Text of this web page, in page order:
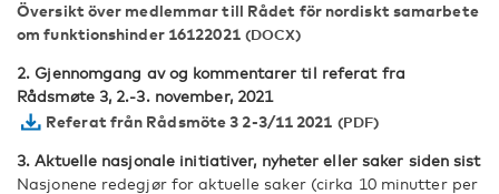
Översikt över medlemmar till Rådet för nordiskt samarbete
om funktionshinder 16122021
2. Gjennomgang av og kommentarer til referat fra
Rådsmøte 3, 2.-3. november, 2021
Referat från Rådsmöte 3 2-3/11 2021
3. Aktuelle nasjonale initiativer, nyheter eller saker siden sist
Nasjonene redegjør for aktuelle saker (cirka 10 minutter per